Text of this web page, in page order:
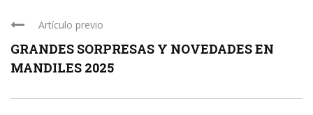
Artículo previo
GRANDES SORPRESAS Y NOVEDADES EN
MANDILES 2025